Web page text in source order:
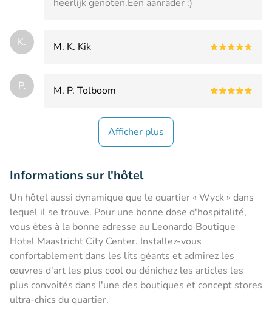
heerlijk genoten.Een aanrader :)
K. M. K. Kik
P. M. P. Tolboom
Afficher plus
Informations sur l'hôtel
Un hôtel aussi dynamique que le quartier « Wyck » dans
lequel il se trouve. Pour une bonne dose d'hospitalité,
vous êtes à la bonne adresse au Leonardo Boutique
Hotel Maastricht City Center. Installez-vous
confortablement dans les lits géants et admirez les
œuvres d'art les plus cool ou dénichez les articles les
plus convoités dans l'une des boutiques et concept stores
ultra-chics du quartier.